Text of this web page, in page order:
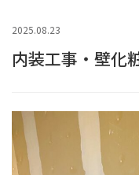
2025.08.23
内装工事・壁化